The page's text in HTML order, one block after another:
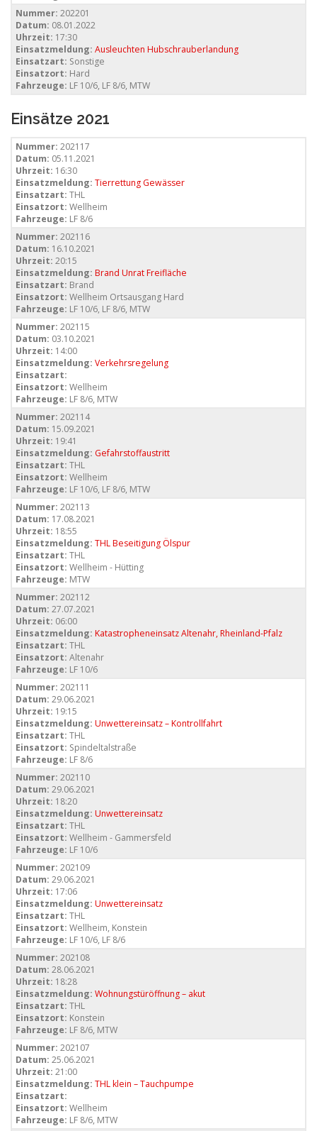
Nummer: 202201
Datum: 08.01.2022
Uhrzeit: 17:30
Einsatzmeldung: Ausleuchten Hubschrauberlandung
Einsatzart: Sonstige
Einsatzort: Hard
Fahrzeuge: LF 10/6, LF 8/6, MTW
Einsätze 2021
Nummer: 202117
Datum: 05.11.2021
Uhrzeit: 16:30
Einsatzmeldung: Tierrettung Gewässer
Einsatzart: THL
Einsatzort: Wellheim
Fahrzeuge: LF 8/6
Nummer: 202116
Datum: 16.10.2021
Uhrzeit: 20:15
Einsatzmeldung: Brand Unrat Freifläche
Einsatzart: Brand
Einsatzort: Wellheim Ortsausgang Hard
Fahrzeuge: LF 10/6, LF 8/6, MTW
Nummer: 202115
Datum: 03.10.2021
Uhrzeit: 14:00
Einsatzmeldung: Verkehrsregelung
Einsatzart:
Einsatzort: Wellheim
Fahrzeuge: LF 8/6, MTW
Nummer: 202114
Datum: 15.09.2021
Uhrzeit: 19:41
Einsatzmeldung: Gefahrstoffaustritt
Einsatzart: THL
Einsatzort: Wellheim
Fahrzeuge: LF 10/6, LF 8/6, MTW
Nummer: 202113
Datum: 17.08.2021
Uhrzeit: 18:55
Einsatzmeldung: THL Beseitigung Ölspur
Einsatzart: THL
Einsatzort: Wellheim - Hütting
Fahrzeuge: MTW
Nummer: 202112
Datum: 27.07.2021
Uhrzeit: 06:00
Einsatzmeldung: Katastropheneinsatz Altenahr, Rheinland-Pfalz
Einsatzart: THL
Einsatzort: Altenahr
Fahrzeuge: LF 10/6
Nummer: 202111
Datum: 29.06.2021
Uhrzeit: 19:15
Einsatzmeldung: Unwettereinsatz – Kontrollfahrt
Einsatzart: THL
Einsatzort: Spindeltalstraße
Fahrzeuge: LF 8/6
Nummer: 202110
Datum: 29.06.2021
Uhrzeit: 18:20
Einsatzmeldung: Unwettereinsatz
Einsatzart: THL
Einsatzort: Wellheim - Gammersfeld
Fahrzeuge: LF 10/6
Nummer: 202109
Datum: 29.06.2021
Uhrzeit: 17:06
Einsatzmeldung: Unwettereinsatz
Einsatzart: THL
Einsatzort: Wellheim, Konstein
Fahrzeuge: LF 10/6, LF 8/6
Nummer: 202108
Datum: 28.06.2021
Uhrzeit: 18:28
Einsatzmeldung: Wohnungstüröffnung – akut
Einsatzart: THL
Einsatzort: Konstein
Fahrzeuge: LF 8/6, MTW
Nummer: 202107
Datum: 25.06.2021
Uhrzeit: 21:00
Einsatzmeldung: THL klein – Tauchpumpe
Einsatzart:
Einsatzort: Wellheim
Fahrzeuge: LF 8/6, MTW